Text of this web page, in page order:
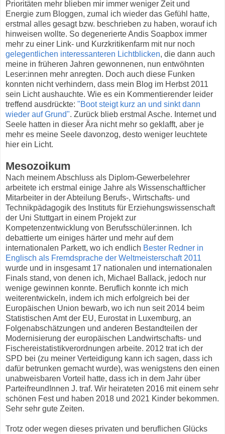
Prioritäten mehr blieben mir immer weniger Zeit und
Energie zum Bloggen, zumal ich wieder das Gefühl hatte,
erstmal alles gesagt bzw. beschrieben zu haben, worauf ich
hinweisen wollte. So degenerierte Andis Soapbox immer
mehr zu einer Link- und Kurzkritikenfarm mit nur noch
gelegentlichen interessanteren Lichtblicken, die dann auch
meine in früheren Jahren gewonnenen, nun entwöhnten
Leser:innen mehr anregten. Doch auch diese Funken
konnten nicht verhindern, dass mein Blog im Herbst 2011
sein Licht aushauchte. Wie es ein Kommentierender leider
treffend ausdrückte: "Boot steigt kurz an und sinkt dann
wieder auf Grund". Zurück blieb erstmal Asche. Internet und
Seele hatten in dieser Ära nicht mehr so geklafft, aber je
mehr es meine Seele davonzog, desto weniger leuchtete
hier ein Licht.
Mesozoikum
Nach meinem Abschluss als Diplom-Gewerbelehrer
arbeitete ich erstmal einige Jahre als Wissenschaftlicher
Mitarbeiter in der Abteilung Berufs-, Wirtschafts- und
Technikpädagogik des Instituts für Erziehungswissenschaft
der Uni Stuttgart in einem Projekt zur
Kompetenzentwicklung von Berufsschüler:innen. Ich
debattierte um einiges härter und mehr auf dem
internationalen Parkett, wo ich endlich Bester Redner in
Englisch als Fremdsprache der Weltmeisterschaft 2011
wurde und in insgesamt 17 nationalen und internationalen
Finals stand, von denen ich, Michael Ballack, jedoch nur
wenige gewinnen konnte. Beruflich konnte ich mich
weiterentwickeln, indem ich mich erfolgreich bei der
Europäischen Union bewarb, wo ich nun seit 2014 beim
Statistischen Amt der EU, Eurostat in Luxemburg, an
Folgenabschätzungen und anderen Bestandteilen der
Modernisierung der europäischen Landwirtschafts- und
Fischereistatistikverordnungen arbeite. 2012 trat ich der
SPD bei (zu meiner Verteidigung kann ich sagen, dass ich
dafür betrunken gemacht wurde), was wenigstens den einen
unabweisbaren Vorteil hatte, dass ich in dem Jahr über
ParteifreundInnen J. traf. Wir heirateten 2016 mit einem sehr
schönen Fest und haben 2018 und 2021 Kinder bekommen.
Sehr sehr gute Zeiten.
Trotz oder wegen dieses privaten und beruflichen Glücks